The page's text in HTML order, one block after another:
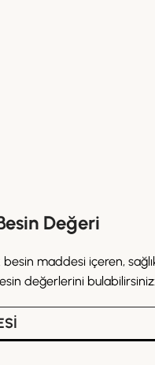
Değeri
maddesi içeren,
değerlerini bulabilirsiniz: